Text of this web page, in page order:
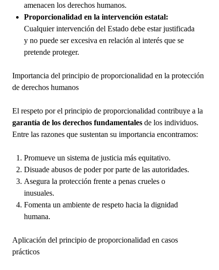
amenacen los derechos humanos.
Proporcionalidad en la intervención estatal:
Cualquier intervención del Estado debe estar justificada
y no puede ser excesiva en relación al interés que se
pretende proteger.
Importancia del principio de proporcionalidad en la protección
de derechos humanos
El respeto por el principio de proporcionalidad contribuye a la
garantía de los derechos fundamentalesde los individuos.
Entre las razones que sustentan su importancia encontramos:
Promueve un sistema de justicia más equitativo.
Disuade abusos de poder por parte de las autoridades.
Asegura la protección frente a penas crueles o
inusuales.
Fomenta un ambiente de respeto hacia la dignidad
humana.
Aplicación del principio de proporcionalidad en casos
prácticos